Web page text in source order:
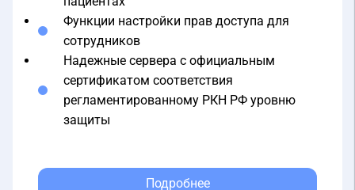
сотрудников
Надежные сервера с официальным
сертификатом соответствия
регламентированному РКН РФ уровню
защиты